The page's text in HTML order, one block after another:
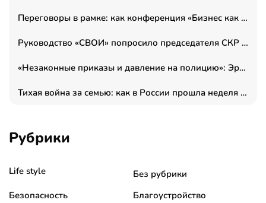
Переговоры в рамке: как конференция «Бизнес как искусство» переформатирует деловой этикет в стенах ТПП РФ
Руководство «СВОИ» попросило председателя СКР дать правовую оценку обысков в тыловом штабе
«Незаконные приказы и давление на полицию»: Эрнеста Султанова задержали у посольства Израиля во время одиночного пикета
Тихая война за семью: как в России прошла неделя правовой помощи
Рубрики
Life style
Без рубрики
Безопасность
Благоустройство